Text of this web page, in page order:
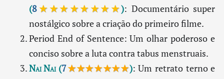
(8★★★★★★★★): Documentário super
nostálgico sobre a criação do primeiro filme.
Period End of Sentence: Um olhar poderoso e
conciso sobre a luta contra tabus menstruais.
Nai Nai(7★★★★★★★): Um retrato terno e